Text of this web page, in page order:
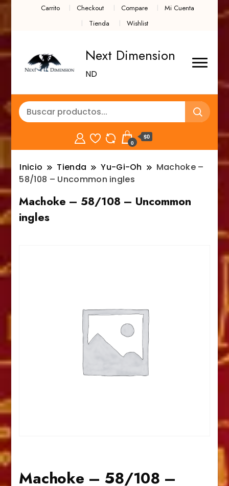
Carrito Checkout Compare
Mi Cuenta
Tienda
Wishlist
Next Dimension
ND
0
$0
Inicio Tienda Yu-Gi-Oh
Machoke –
58/108 – Uncommon ingles
Machoke – 58/108 – Uncommon
ingles
Machoke – 58/108 –